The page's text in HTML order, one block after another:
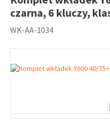
czarna, 6 kluczy,
WK-AA-1034